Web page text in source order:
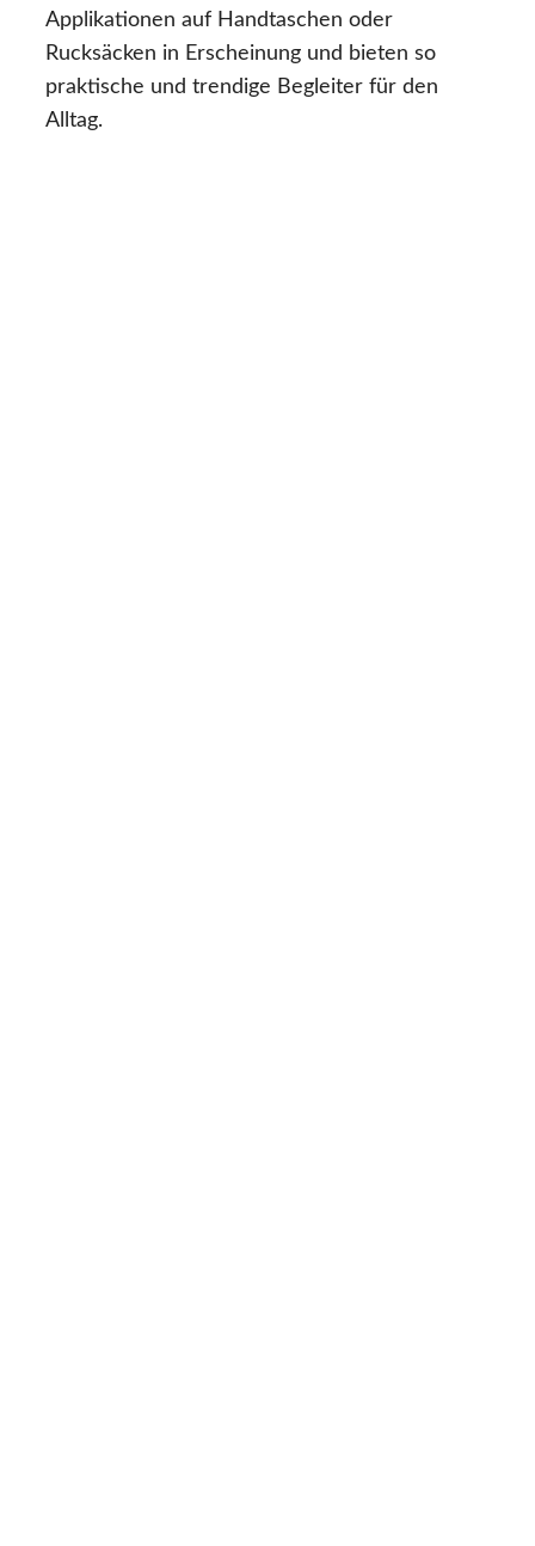
Applikationen auf Handtaschen oder
Rucksäcken in Erscheinung und bieten so
praktische und trendige Begleiter für den
Alltag.